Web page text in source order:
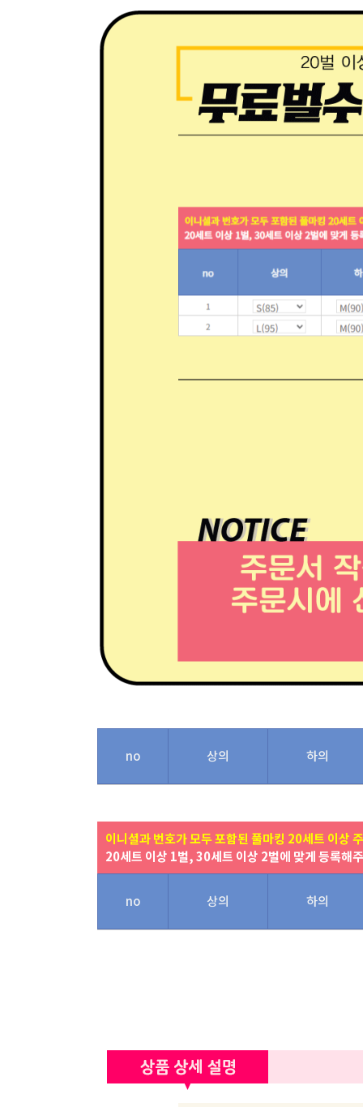
no 상의 하의
이니셜과 번호가 모두 포함된 풀마킹 20세트 이상
20세트 이상 1벌, 30세트 이상 2벌에 맞게 등록해
no 상의 하의